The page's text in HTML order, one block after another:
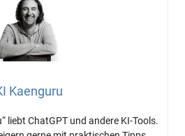
Kaenguru
liebt ChatGPT und andere KI-Tools.